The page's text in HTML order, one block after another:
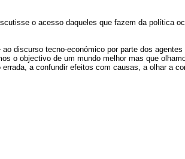
o acesso daqueles que fazem da política
discurso tecno-económico por parte dos
o objectivo de um mundo melhor mas que
a confundir efeitos com causas, a olhar a